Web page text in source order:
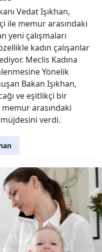
Vedat Işıkhan,
ile memur arasındaki
yeni çalışmaları
kadın çalışanlar
Meclis Kadına
Yönelik
Bakan Işıkhan,
ve eşitlikçi bir
arasındaki
müjdesini verdi.